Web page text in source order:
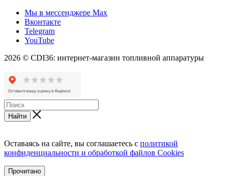
Мы в мессенджере Max
Вконтакте
Telegram
YouTube
2026 © CDI36: интернет-магазин топливной аппаратуры
Найти
Оставаясь на сайте, вы соглашаетесь с политикой
конфиденциальности и обработкой файлов Cookies
Прочитано